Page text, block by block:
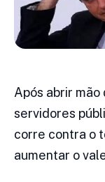
Após abrir
servidores
corre contra o
aumentar o